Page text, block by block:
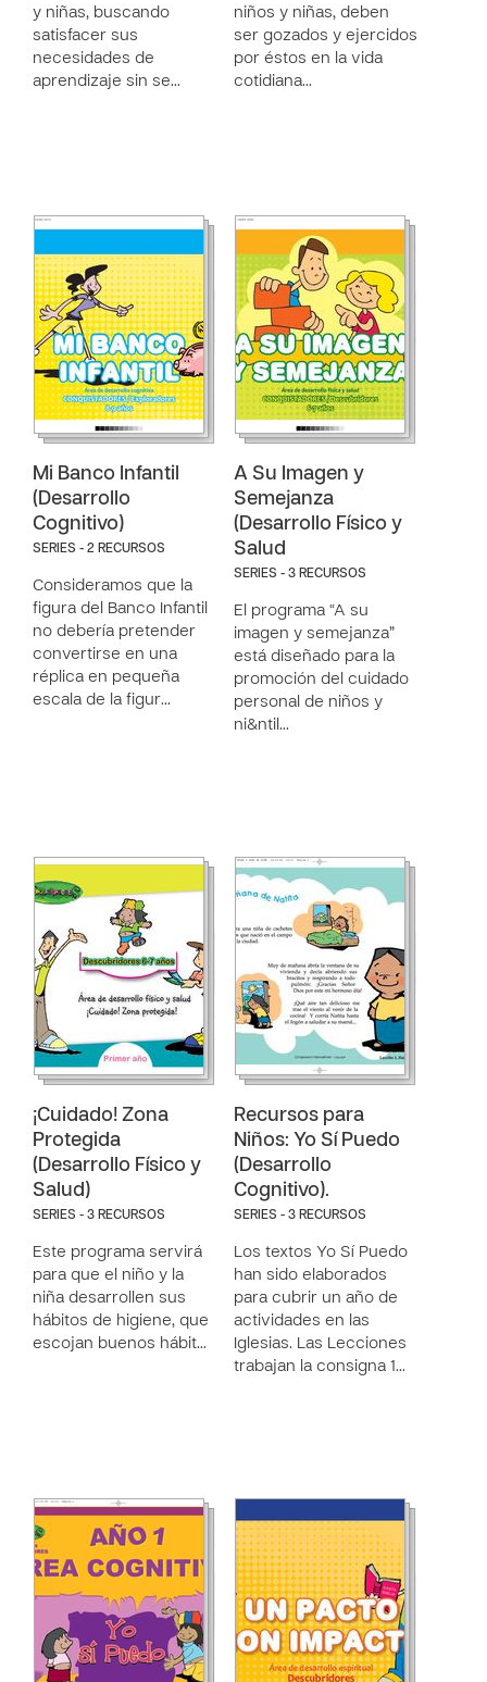
y niñas, buscando
satisfacer sus
necesidades de
aprendizaje sin se…
niños y niñas, deben
ser gozados y ejercidos
por éstos en la vida
cotidiana…
Mi Banco Infantil
(Desarrollo
Cognitivo)
SERIES - 2 RECURSOS
Consideramos que la
figura del Banco Infantil
no debería pretender
convertirse en una
réplica en pequeña
escala de la figur…
A Su Imagen y
Semejanza
(Desarrollo Físico y
Salud
SERIES - 3 RECURSOS
El programa “A su
imagen y semejanza”
está diseñado para la
promoción del cuidado
personal de niños y
ni&ntil…
¡Cuidado! Zona
Protegida
(Desarrollo Físico y
Salud)
SERIES - 3 RECURSOS
Este programa servirá
para que el niño y la
niña desarrollen sus
hábitos de higiene, que
escojan buenos hábit…
Recursos para
Niños: Yo Sí Puedo
(Desarrollo
Cognitivo).
SERIES - 3 RECURSOS
Los textos Yo Sí Puedo
han sido elaborados
para cubrir un año de
actividades en las
Iglesias. Las Lecciones
trabajan la consigna 1…